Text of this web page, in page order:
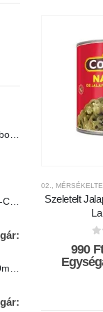
02.,
Szeletelt
990 Ft
Aranyszarvas chili szósz 100ml-Chili Hungária
0